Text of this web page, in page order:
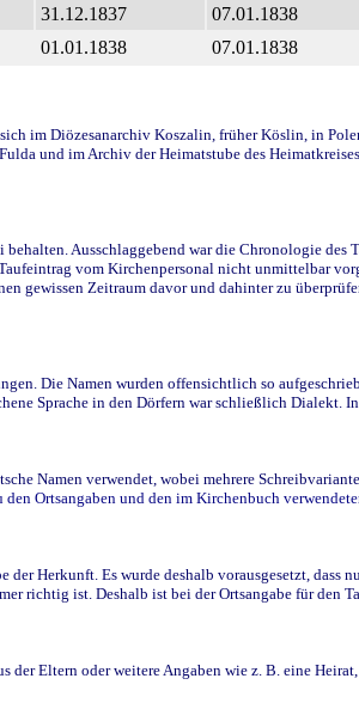
31.12.1837 07.01.1838
01.01.1838 07.01.1838
im Diözesanarchiv Koszalin, früher Köslin, in
und im Archiv der Heimatstube des
Ausschlaggebend war die Chronologie
vom Kirchenpersonal nicht unmittelbar
gewissen Zeitraum davor und dahinter zu
Die Namen wurden offensichtlich so
Sprache in den Dörfern war schließlich
Namen verwendet, wobei mehrere
Ortsangaben und den im Kirchenbuch
Herkunft. Es wurde deshalb vorausgesetzt,
richtig ist. Deshalb ist bei der Ortsangabe für den
Eltern oder weitere Angaben wie z. B. eine